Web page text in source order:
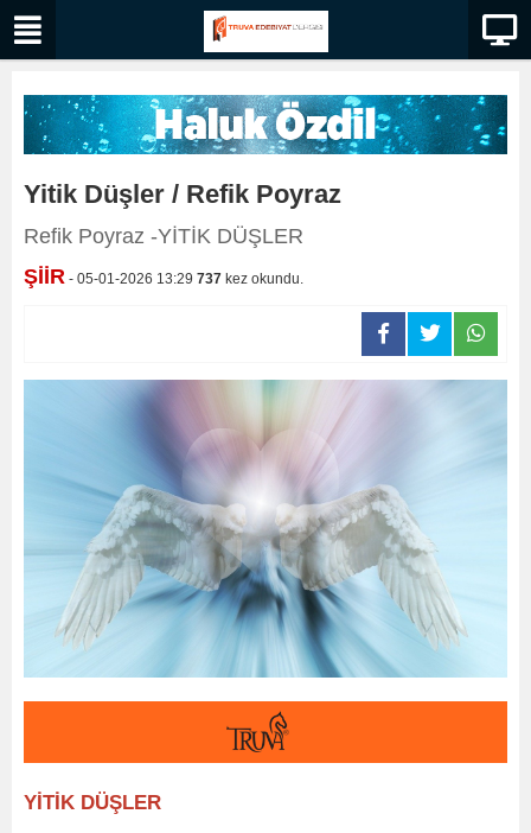
Yitik Düşler / Refik Poyraz
Refik Poyraz -YİTİK DÜŞLER
ŞİİR - 05-01-2026 13:29 737 kez okundu.
YİTİK DÜŞLER